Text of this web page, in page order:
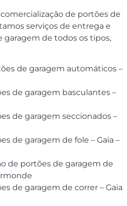
de portões de
serviços de entrega e
garagem de todos os tipos,
de garagem automáticos –
de garagem basculantes –
de garagem seccionados –
de garagem de fole – Gaia –
de portões de garagem de
de garagem de correr – Gaia